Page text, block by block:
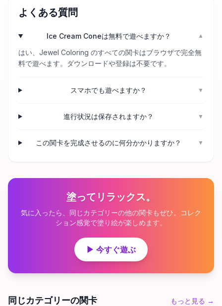
よくある質問
Ice Cream Coneは無料で遊べますか？ ▼
はい、Jewel Coloring のすべての関卡はブラウザで完全無
料で遊べます。ダウンロードや登録は不要です。
スマホでも遊べますか？ ▼
進行状況は保存されますか？ ▼
この関卡を完成させるのに何分かかりますか？ ▼
塗ってリラックス。
気に入ったら、同じカテゴリーの他の関卡もぜひ。コレク
ション感覚で塗り絵が楽しめます。
▶ 今すぐ遊ぶ
同じカテゴリーの関卡 もっと見る →